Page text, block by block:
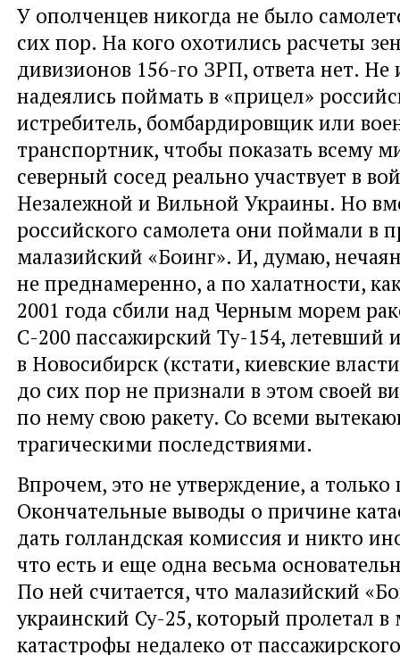
У ополченцев никогда не было
сих пор. На кого охотились расчеты
дивизионов 156-го ЗРП, ответа нет. Не
надеялись поймать в «прицел»
истребитель, бомбардировщик или
транспортник, чтобы показать всему
северный сосед реально участвует в
Незалежной и Вильной Украины. Но
российского самолета они поймали в
малазийский «Боинг». И, думаю,
не преднамеренно, а по халатности,
2001 года сбили над Черным морем
С-200 пассажирский Ту-154, летевший
в Новосибирск (кстати, киевские
до сих пор не признали в этом своей
по нему свою ракету. Со всеми
трагическими последствиями.
Впрочем, это не утверждение, а
Окончательные выводы о причине
дать голландская комиссия и никто
что есть и еще одна весьма
По ней считается, что малазийский
украинский Су-25, который пролетал
катастрофы недалеко от